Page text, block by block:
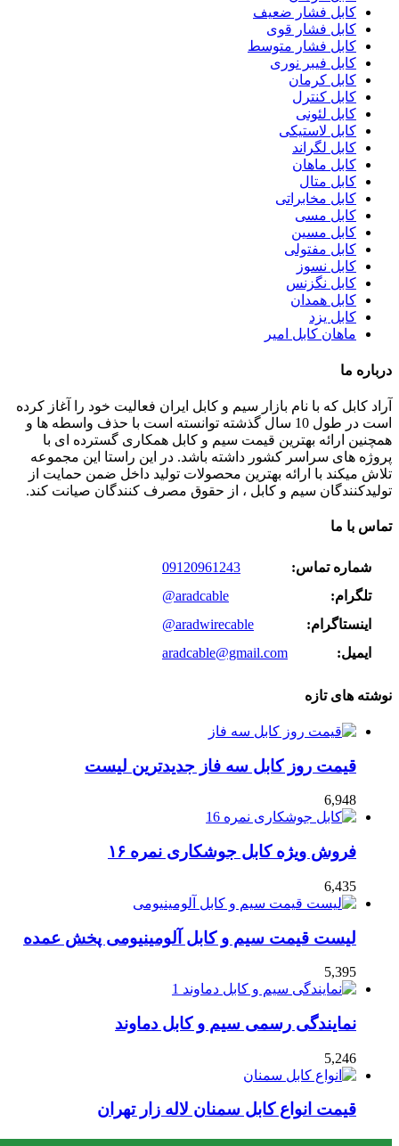
کابل فشار ضعیف
کابل فشار قوی
کابل فشار متوسط
کابل فیبر نوری
کابل کرمان
کابل کنترل
کابل لئونی
کابل لاستیکی
کابل لگراند
کابل ماهان
کابل متال
کابل مخابراتی
کابل مسی
کابل مسین
کابل مفتولی
کابل نسوز
کابل نگزنس
کابل همدان
کابل یزد
ماهان کابل امیر
درباره ما
آراد کابل که با نام بازار سیم و کابل ایران فعالیت خود را آغاز کرده
است در طول 10 سال گذشته توانسته است با حذف واسطه ها و
همچنین ارائه بهترین قیمت سیم و کابل همکاری گسترده ای با
پروژه های سراسر کشور داشته باشد. در این راستا این مجموعه
تلاش میکند با ارائه بهترین محصولات تولید داخل ضمن حمایت از
تولیدکنندگان سیم و کابل ، از حقوق مصرف کنندگان صیانت کند.
تماس با ما
شماره تماس:
09120961243
تلگرام:
@aradcable
اینستاگرام:
@aradwirecable
ایمیل:
aradcable@gmail.com
نوشته های تازه
قیمت روز کابل سه فاز جدیدترین لیست
6,948
فروش ویژه کابل جوشکاری نمره ۱۶
6,435
لیست قیمت سیم و کابل آلومینیومی پخش عمده
5,395
نمایندگی رسمی سیم و کابل دماوند
5,246
قیمت انواع کابل سمنان لاله زار تهران